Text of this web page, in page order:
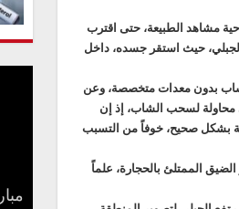
سياحية مشاهد الطبيعة، حتى اقترب
حيث استقر جسده، داخل
بدون معدات متخصصة، وعن
محاولة لسحب الشاب، إذ إن
بشكل صحيح، خوفاً من التسبب
المنحدر الضيق الممتلئ بالحجارة، علماً